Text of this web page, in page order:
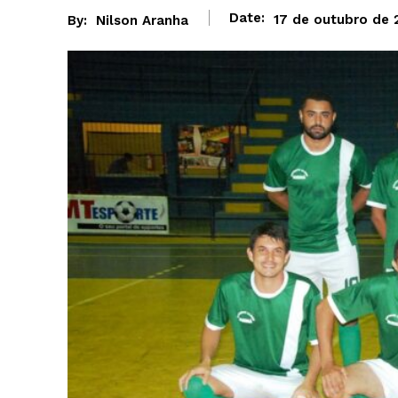
By: Nilson Aranha Date: 17 de outubro de